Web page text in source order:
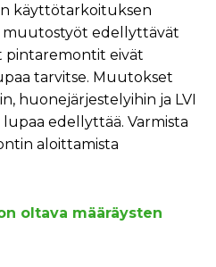
käyttötarkoituksen
muutostyöt edellyttävät
pintaremontit eivät
tarvitse. Muutokset
huonejärjestelyihin ja LVI
edellyttää. Varmista
aloittamista
oltava määräysten